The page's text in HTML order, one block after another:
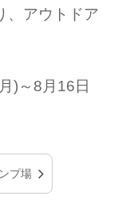
、アウトドア
)～8月16日
プ場